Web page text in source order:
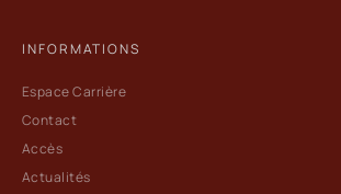
INFORMATIONS
Espace Carrière
Contact
Accès
Actualités